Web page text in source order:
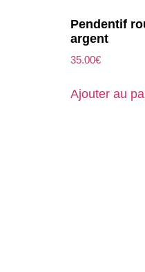
Pendentif
argent
35.00€
Ajouter au